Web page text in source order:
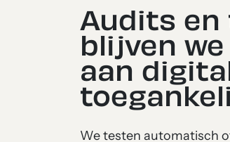
Audits en
blijven
aan
We testen automatisch